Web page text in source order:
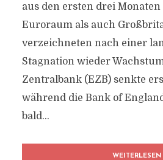
aus den ersten drei
Euroraum als auch
verzeichneten nach einer
Stagnation wieder
Zentralbank (EZB) senkte
während die Bank of
bald...
WEITERLESEN